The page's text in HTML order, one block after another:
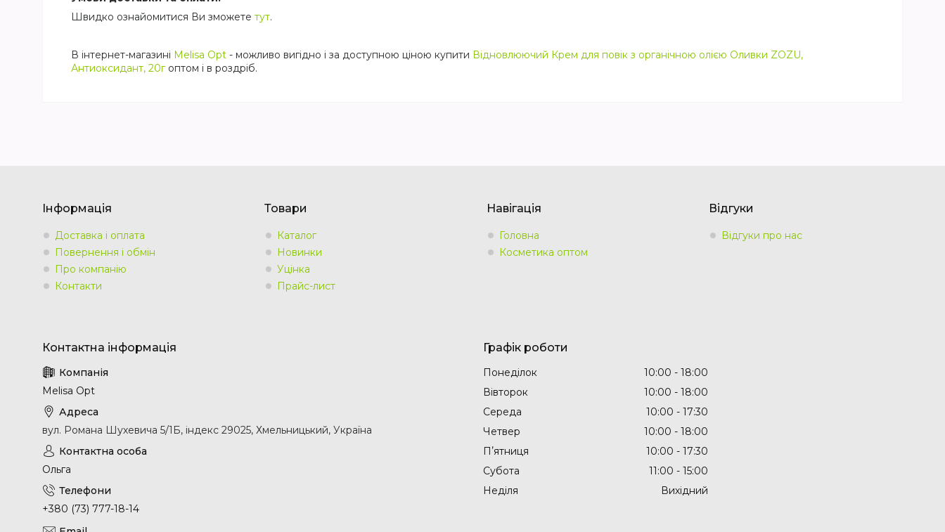
Швидко ознайомитися Ви зможете тут.
В інтернет-магазині Melisa Opt - можливо вигідно і за доступною ціною купити Відновлюючий Крем для повік з органічною олією Оливки ZOZU,
Антиоксидант, 20гоптом і в роздріб.
Інформація
Доставка і оплата
Повернення і обмін
Про компанію
Контакти
Товари
Каталог
Новинки
Уцінка
Прайс-лист
Навігація
Головна
Косметика оптом
Відгуки
Відгуки про нас
Melisa Opt
вул. Романа Шухевича 5/1Б, індекс 29025, Хмельницький, Україна
Ольга
+380 (73) 777-18-14
Графік роботи
Понеділок 10:00
18:00
Вівторок
10:00
18:00
Середа
10:00
17:30
Четвер
10:00
18:00
Пʼятниця
10:00
17:30
Субота
11:00
15:00
Неділя
Вихідний